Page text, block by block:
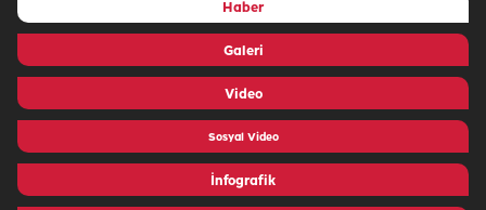
Haber
Galeri
Video
Sosyal Video
İnfografik